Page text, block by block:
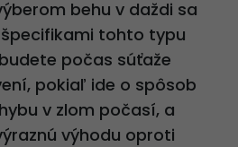
behu v daždi sa
tohto typu
počas súťaže
pokiaľ ide o spôsob
v zlom počasí, a
výhodu oproti